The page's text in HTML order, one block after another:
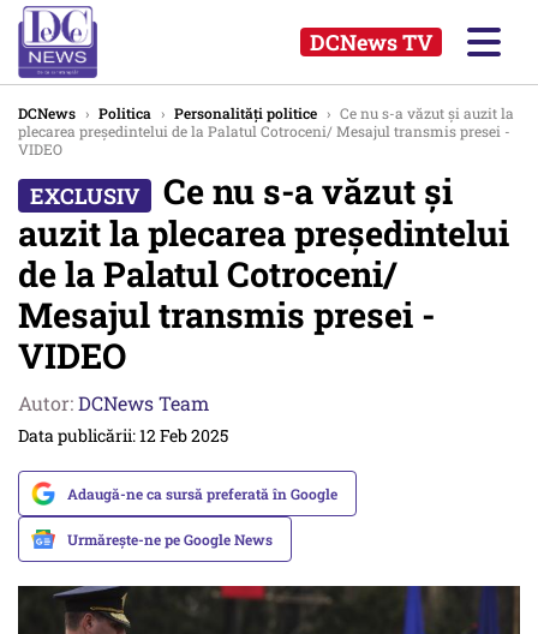
DCNews TV
DCNews › Politica › Personalități politice › Ce nu s-a văzut și auzit la
plecarea președintelui de la Palatul Cotroceni/ Mesajul transmis presei -
VIDEO
Ce nu s-a văzut și
auzit la plecarea președintelui
de la Palatul Cotroceni/
Mesajul transmis presei -
VIDEO
Autor:DCNews Team
Data publicării: 12 Feb 2025
Adaugă-ne ca sursă preferată în Google
Urmărește-ne pe Google News